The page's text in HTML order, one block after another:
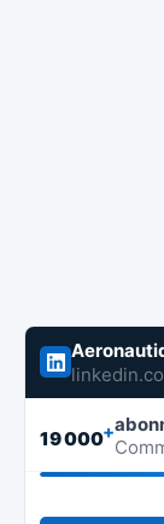
19 000+